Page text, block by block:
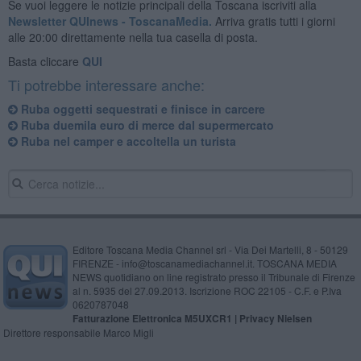
Se vuoi leggere le notizie principali della Toscana iscriviti alla
Newsletter QUInews - ToscanaMedia. Arriva gratis tutti i giorni
alle 20:00 direttamente nella tua casella di posta.
Basta cliccare QUI
Ti potrebbe interessare anche:
Ruba oggetti sequestrati e finisce in carcere
Ruba duemila euro di merce dal supermercato
Ruba nel camper e accoltella un turista
Editore Toscana Media Channel srl - Via Dei Martelli, 8 - 50129
FIRENZE - info@toscanamediachannel.it. TOSCANA MEDIA
NEWS quotidiano on line registrato presso il Tribunale di Firenze
al n. 5935 del 27.09.2013. Iscrizione ROC 22105 - C.F. e P.Iva
0620787048
Fatturazione Elettronica M5UXCR1 | Privacy Nielsen
Direttore responsabile Marco Migli